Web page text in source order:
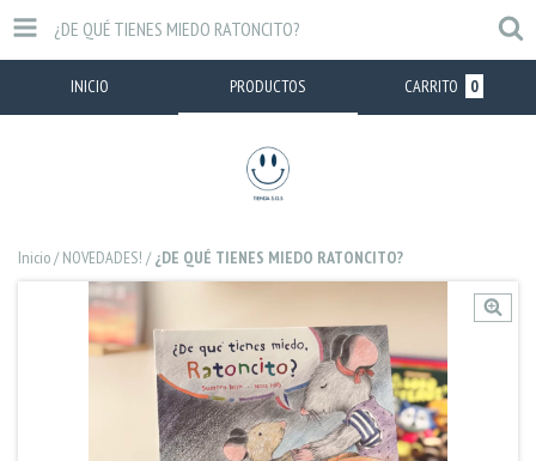
¿DE QUÉ TIENES MIEDO RATONCITO?
INICIO PRODUCTOS CARRITO 0
Inicio/ NOVEDADES! / ¿DE QUÉ TIENES MIEDO RATONCITO?